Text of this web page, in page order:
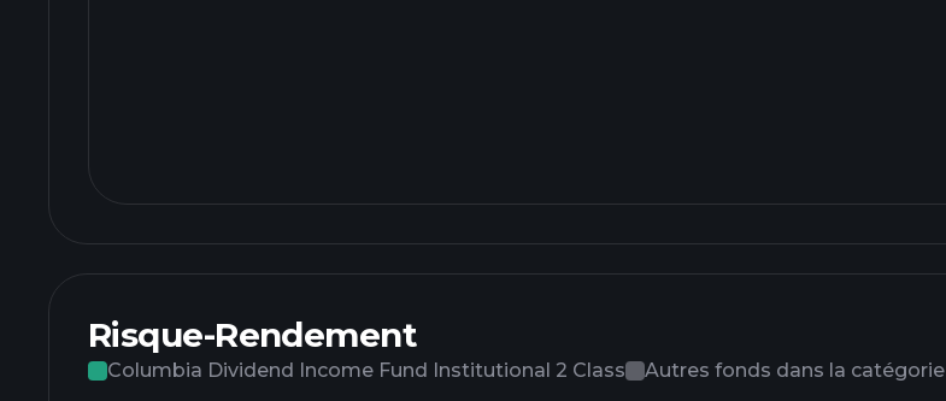
Risque-Rendement
Columbia Dividend Income Fund Institutional 2 Class Autres fonds dans la catégorie